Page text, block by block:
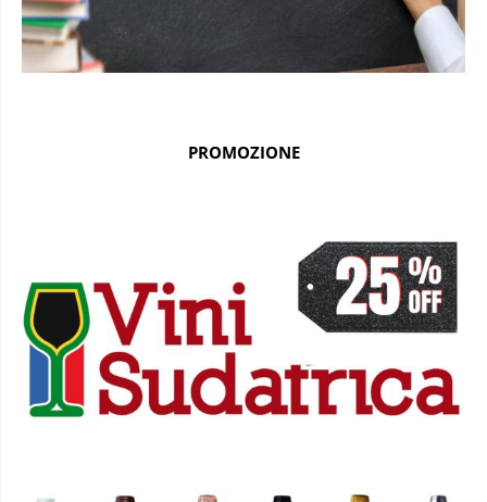
PROMOZIONE